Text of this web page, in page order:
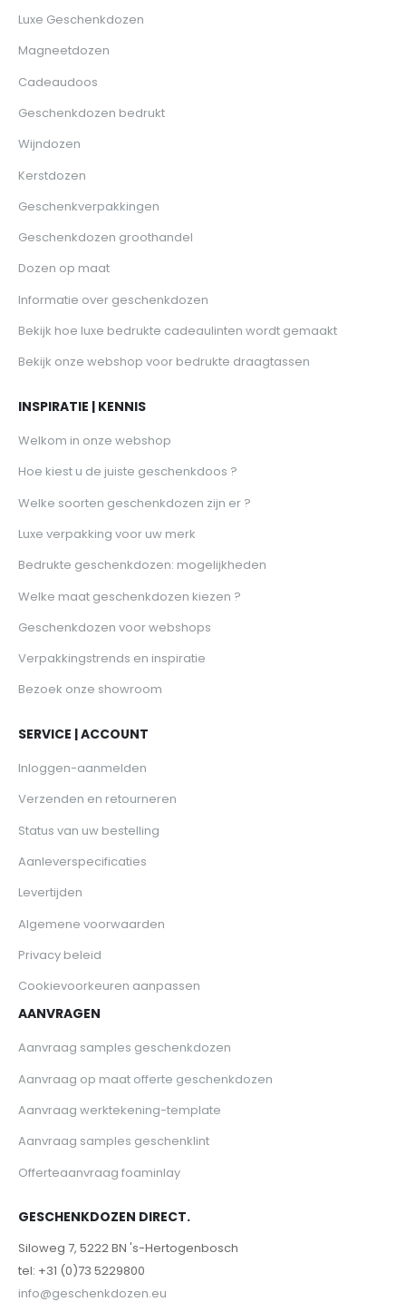
Luxe Geschenkdozen
Magneetdozen
Cadeaudoos
Geschenkdozen bedrukt
Wijndozen
Kerstdozen
Geschenkverpakkingen
Geschenkdozen groothandel
Dozen op maat
Informatie over geschenkdozen
Bekijk hoe luxe bedrukte cadeaulinten wordt gemaakt
Bekijk onze webshop voor bedrukte draagtassen
INSPIRATIE | KENNIS
Welkom in onze webshop
Hoe kiest u de juiste geschenkdoos ?
Welke soorten geschenkdozen zijn er ?
Luxe verpakking voor uw merk
Bedrukte geschenkdozen: mogelijkheden
Welke maat geschenkdozen kiezen ?
Geschenkdozen voor webshops
Verpakkingstrends en inspiratie
Bezoek onze showroom
SERVICE | ACCOUNT
Inloggen-aanmelden
Verzenden en retourneren
Status van uw bestelling
Aanleverspecificaties
Levertijden
Algemene voorwaarden
Privacy beleid
Cookievoorkeuren aanpassen
AANVRAGEN
Aanvraag samples geschenkdozen
Aanvraag op maat offerte geschenkdozen
Aanvraag werktekening-template
Aanvraag samples geschenklint
Offerteaanvraag foaminlay
GESCHENKDOZEN DIRECT.
Siloweg 7, 5222 BN 's-Hertogenbosch
tel: +31 (0)73 5229800
info@geschenkdozen.eu